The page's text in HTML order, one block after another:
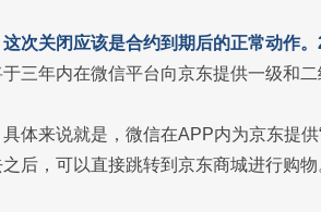
这次关闭应该是合约到期后的正常动作
三年内在微信平台向京东提供一级和
具体来说就是，微信在APP内为京东提
后，可以直接跳转到京东商城进行购物